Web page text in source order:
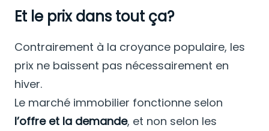
Et le prix dans tout ça?
Contrairement à la croyance populaire, les
prix ne baissent pas nécessairement en
hiver.
Le marché immobilier fonctionne selon
l’offre et la demande, et non selon les